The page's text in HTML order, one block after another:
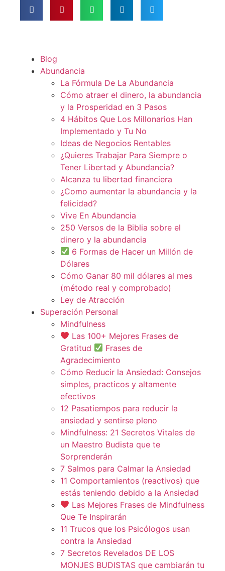
Blog
Abundancia
La Fórmula De La Abundancia
Cómo atraer el dinero, la abundancia
y la Prosperidad en 3 Pasos
4 Hábitos Que Los Millonarios Han
Implementado y Tu No
Ideas de Negocios Rentables
¿Quieres Trabajar Para Siempre o
Tener Libertad y Abundancia?
Alcanza tu libertad financiera
¿Como aumentar la abundancia y la
felicidad?
Vive En Abundancia
250 Versos de la Biblia sobre el
dinero y la abundancia
6 Formas de Hacer un Millón de
Dólares
Cómo Ganar 80 mil dólares al mes
(método real y comprobado)
Ley de Atracción
Superación Personal
Mindfulness
Las 100+ Mejores Frases de
Gratitud
Frases de
Agradecimiento
Cómo Reducir la Ansiedad: Consejos
simples, practicos y altamente
efectivos
12 Pasatiempos para reducir la
ansiedad y sentirse pleno
Mindfulness: 21 Secretos Vitales de
un Maestro Budista que te
Sorprenderán
7 Salmos para Calmar la Ansiedad
11 Comportamientos (reactivos) que
estás teniendo debido a la Ansiedad
Las Mejores Frases de Mindfulness
Que Te Inspirarán
11 Trucos que los Psicólogos usan
contra la Ansiedad
7 Secretos Revelados DE LOS
MONJES BUDISTAS que cambiarán tu